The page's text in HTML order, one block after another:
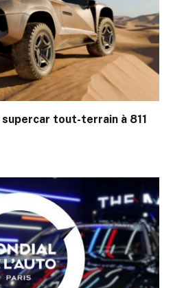
supercar tout-terrain à 811